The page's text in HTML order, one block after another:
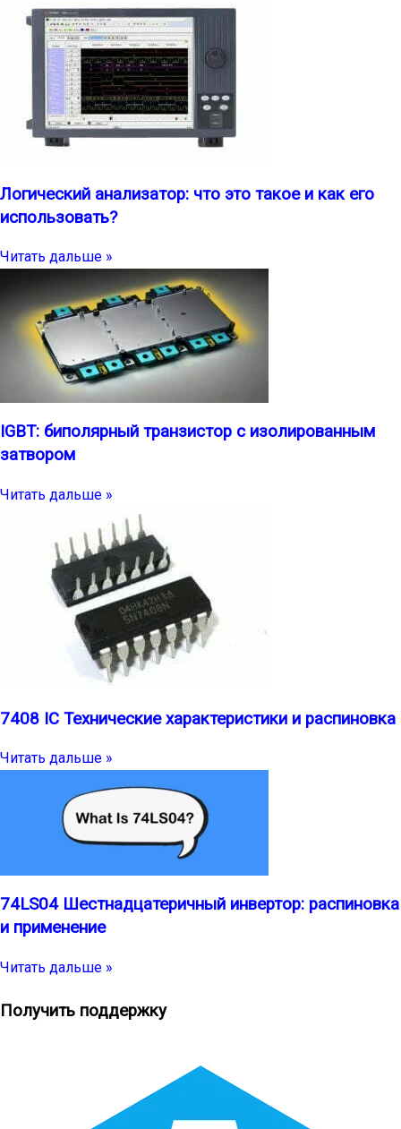
Логический анализатор: что это такое и как его
использовать?
Читать дальше »
IGBT: биполярный транзистор с изолированным
затвором
Читать дальше »
7408 IC Технические характеристики и распиновка
Читать дальше »
74LS04 Шестнадцатеричный инвертор: распиновка
и применение
Читать дальше »
Получить поддержку